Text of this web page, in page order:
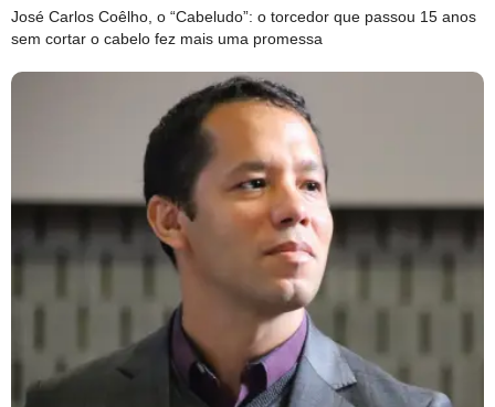
José Carlos Coêlho, o “Cabeludo”: o torcedor que passou 15 anos
sem cortar o cabelo fez mais uma promessa